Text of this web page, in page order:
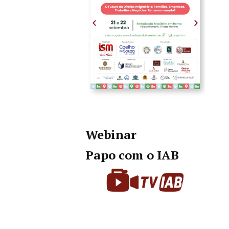
Webinar
Papo com o IAB